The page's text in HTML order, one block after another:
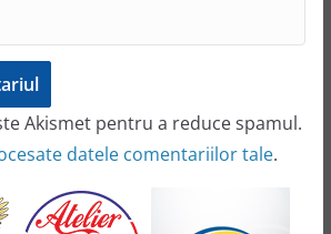
Akismet pentru a reduce spamul.
datele comentariilor tale.